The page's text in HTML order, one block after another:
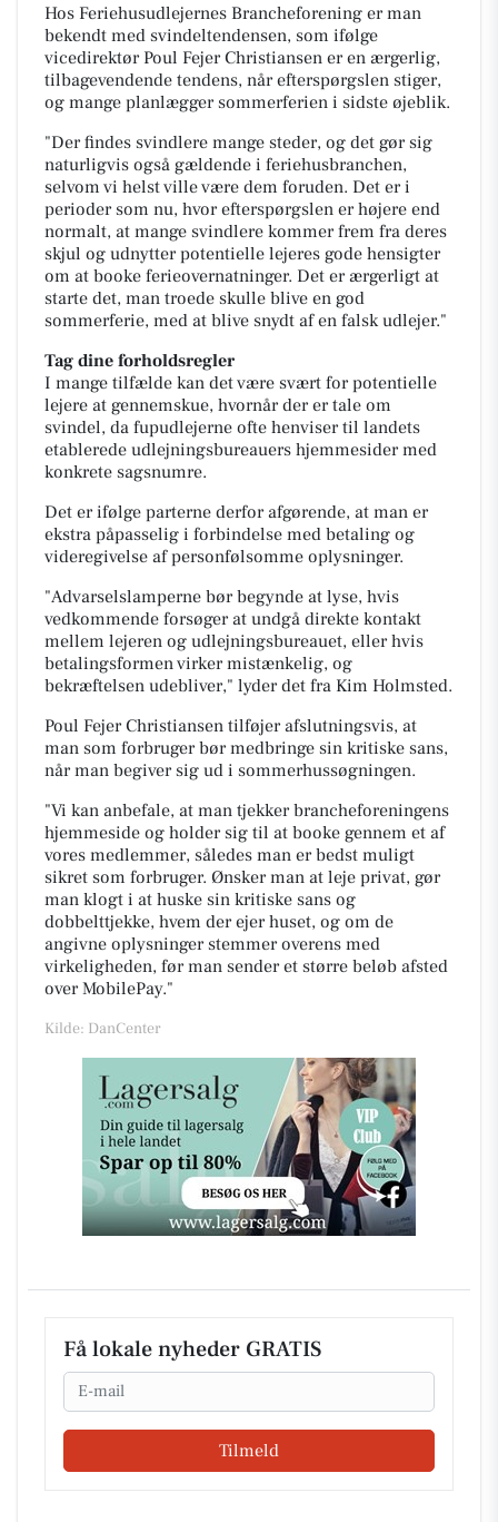
Hos Feriehusudlejernes Brancheforening er man
bekendt med svindeltendensen, som ifølge
vicedirektør Poul Fejer Christiansen er en ærgerlig,
tilbagevendende tendens, når efterspørgslen stiger,
og mange planlægger sommerferien i sidste øjeblik.
"Der findes svindlere mange steder, og det gør sig
naturligvis også gældende i feriehusbranchen,
selvom vi helst ville være dem foruden. Det er i
perioder som nu, hvor efterspørgslen er højere end
normalt, at mange svindlere kommer frem fra deres
skjul og udnytter potentielle lejeres gode hensigter
om at booke ferieovernatninger. Det er ærgerligt at
starte det, man troede skulle blive en god
sommerferie, med at blive snydt af en falsk udlejer."
Tag dine forholdsregler
I mange tilfælde kan det være svært for potentielle
lejere at gennemskue, hvornår der er tale om
svindel, da fupudlejerne ofte henviser til landets
etablerede udlejningsbureauers hjemmesider med
konkrete sagsnumre.
Det er ifølge parterne derfor afgørende, at man er
ekstra påpasselig i forbindelse med betaling og
videregivelse af personfølsomme oplysninger.
"Advarselslamperne bør begynde at lyse, hvis
vedkommende forsøger at undgå direkte kontakt
mellem lejeren og udlejningsbureauet, eller hvis
betalingsformen virker mistænkelig, og
bekræftelsen udebliver," lyder det fra Kim Holmsted.
Poul Fejer Christiansen tilføjer afslutningsvis, at
man som forbruger bør medbringe sin kritiske sans,
når man begiver sig ud i sommerhussøgningen.
"Vi kan anbefale, at man tjekker brancheforeningens
hjemmeside og holder sig til at booke gennem et af
vores medlemmer, således man er bedst muligt
sikret som forbruger. Ønsker man at leje privat, gør
man klogt i at huske sin kritiske sans og
dobbelttjekke, hvem der ejer huset, og om de
angivne oplysninger stemmer overens med
virkeligheden, før man sender et større beløb afsted
over MobilePay."
Kilde: DanCenter
Få lokale nyheder GRATIS
Email
Tilmeld